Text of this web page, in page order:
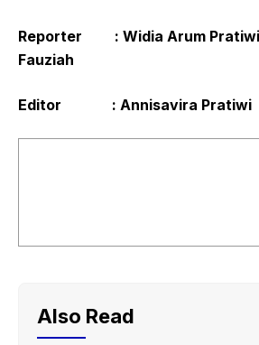
Reporter : Widia Arum Pratiwi
Fauziah
Editor : Annisavira Pratiwi
Also Read